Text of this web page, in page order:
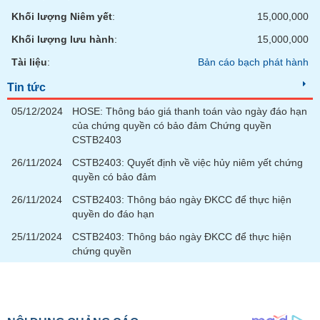
Khối lượng Niêm yết:
15,000,000
Khối lượng lưu hành:
15,000,000
Tài liệu: Bản cáo bạch phát hành
Tin tức
05/12/2024
HOSE: Thông báo giá thanh toán vào ngày đáo hạn
của chứng quyền có bảo đảm Chứng quyền
CSTB2403
26/11/2024
CSTB2403: Quyết định về việc hủy niêm yết chứng
quyền có bảo đảm
26/11/2024
CSTB2403: Thông báo ngày ĐKCC để thực hiện
quyền do đáo hạn
25/11/2024
CSTB2403: Thông báo ngày ĐKCC để thực hiện
chứng quyền
cụ
đầu
tư
thông